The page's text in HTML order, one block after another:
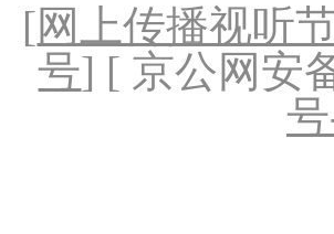
[网上传播视听
号] [ 京公网安